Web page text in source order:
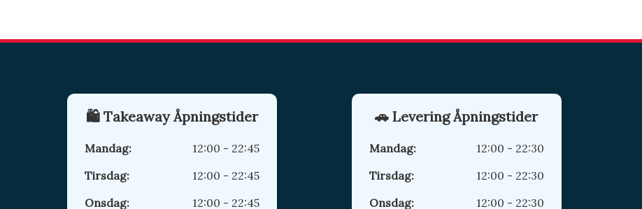
🛍️ Takeaway Åpningstider
Mandag:
12:00 - 22:45
Tirsdag:
12:00 - 22:45
Onsdag:
12:00 - 22:45
🚗 Levering Åpningstider
Mandag:
12:00 - 22:30
Tirsdag:
12:00 - 22:30
Onsdag:
12:00 - 22:30